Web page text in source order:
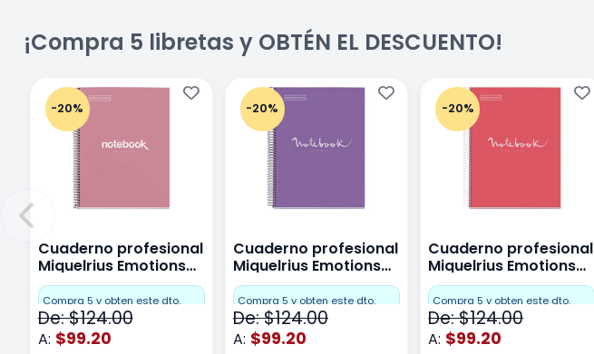
¡Compra 5 libretas y OBTÉN EL DESCUENTO!
-20%
Cuaderno profesional
Miquelrius Emotions
Cuadro Chico 80
hojas Rosa
Compra 5 y obten este dto.
De: $124.00
A: $99.20
-20%
Cuaderno profesional
Miquelrius Emotions
raya 80 hojas Purpura
Compra 5 y obten este dto.
De: $124.00
A: $99.20
-20%
Cuaderno profesional
Miquelrius Emotions
raya 80 hojas Coral
Compra 5 y obten este dto.
De: $124.00
A: $99.20